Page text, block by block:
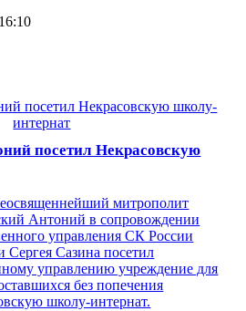
посетил Некрасовскую
митрополит
Антоний в сопровождении
управления СК России
Сергея Сазина посетил
управлению учреждение для
без попечения
школу-интернат.